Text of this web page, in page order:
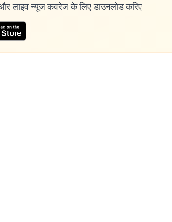
लाइव न्यूज कवरेज के लिए डाउनलोड करिए